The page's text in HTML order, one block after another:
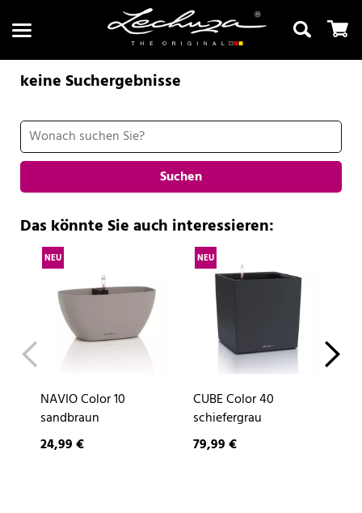
Suchen
keine Suchergebnisse
Suchen
Das könnte Sie auch interessieren:
NEU
NAVIO Color 10
sandbraun
24,99 €
NEU
CUBE Color 40
schiefergrau
79,99 €